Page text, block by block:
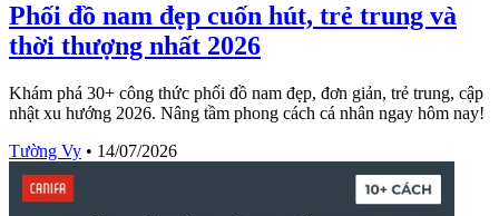
Phối đồ nam đẹp cuốn hút, trẻ trung và
thời thượng nhất 2026
Khám phá 30+ công thức phối đồ nam đẹp, đơn giản, trẻ trung, cập
nhật xu hướng 2026. Nâng tầm phong cách cá nhân ngay hôm nay!
Tường Vy • 14/07/2026